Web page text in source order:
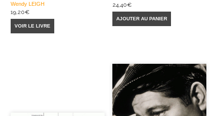
Wendy LEIGH
19,20€
VOIR LE LIVRE
24,40€
AJOUTER AU PANIER